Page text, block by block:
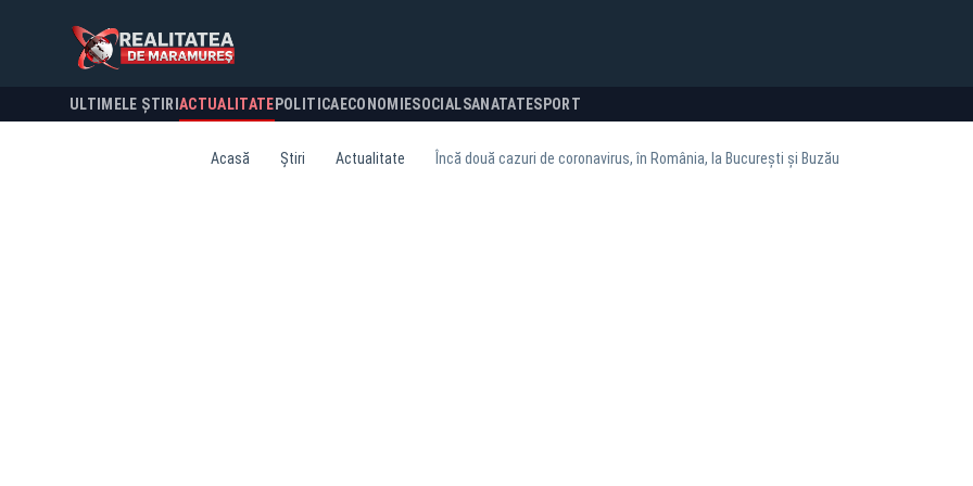
ULTIMELE ȘTIRI ACTUALITATE POLITICA ECONOMIESOCIALSANATATESPORT
Acasă Știri Actualitate Încă două cazuri de coronavirus, în România, la București și Buzău